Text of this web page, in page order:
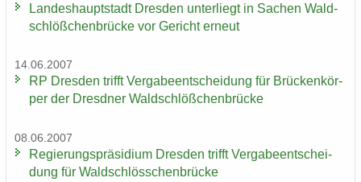
Lan­des­haupt­stadt Dres­den un­ter­liegt in Sa­chen Wald­
schlöß­chen­brü­cke vor Ge­richt er­neut
14.06.2007
RP Dres­den trifft Ver­ga­be­ent­schei­dung für Brü­cken­kör­
per der Dresd­ner Wald­schlöß­chen­brü­cke
08.06.2007
Re­gie­rungs­prä­si­di­um Dres­den trifft Ver­ga­be­ent­schei­
dung für Wald­schlöss­chen­brü­cke